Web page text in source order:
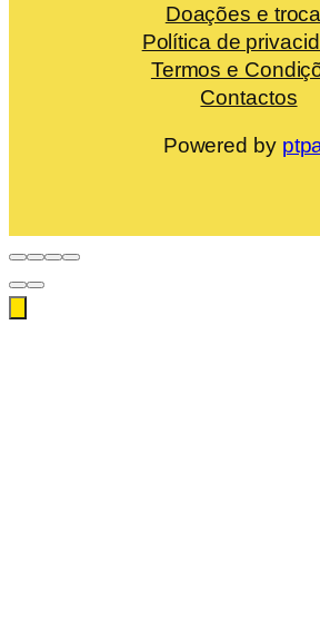
Doações e
Política de
Termos e
Contactos
Powered by